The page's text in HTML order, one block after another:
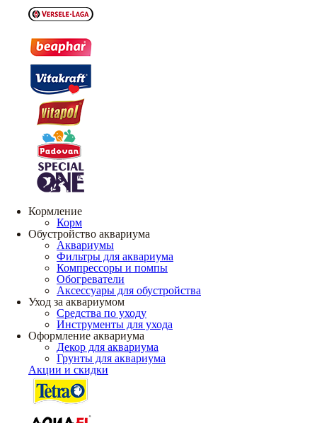
Кормление
Корм
Обустройство аквариума
Аквариумы
Фильтры для аквариума
Компрессоры и помпы
Обогреватели
Аксессуары для обустройства
Уход за аквариумом
Средства по уходу
Инструменты для ухода
Оформление аквариума
Декор для аквариума
Грунты для аквариума
Акции и скидки